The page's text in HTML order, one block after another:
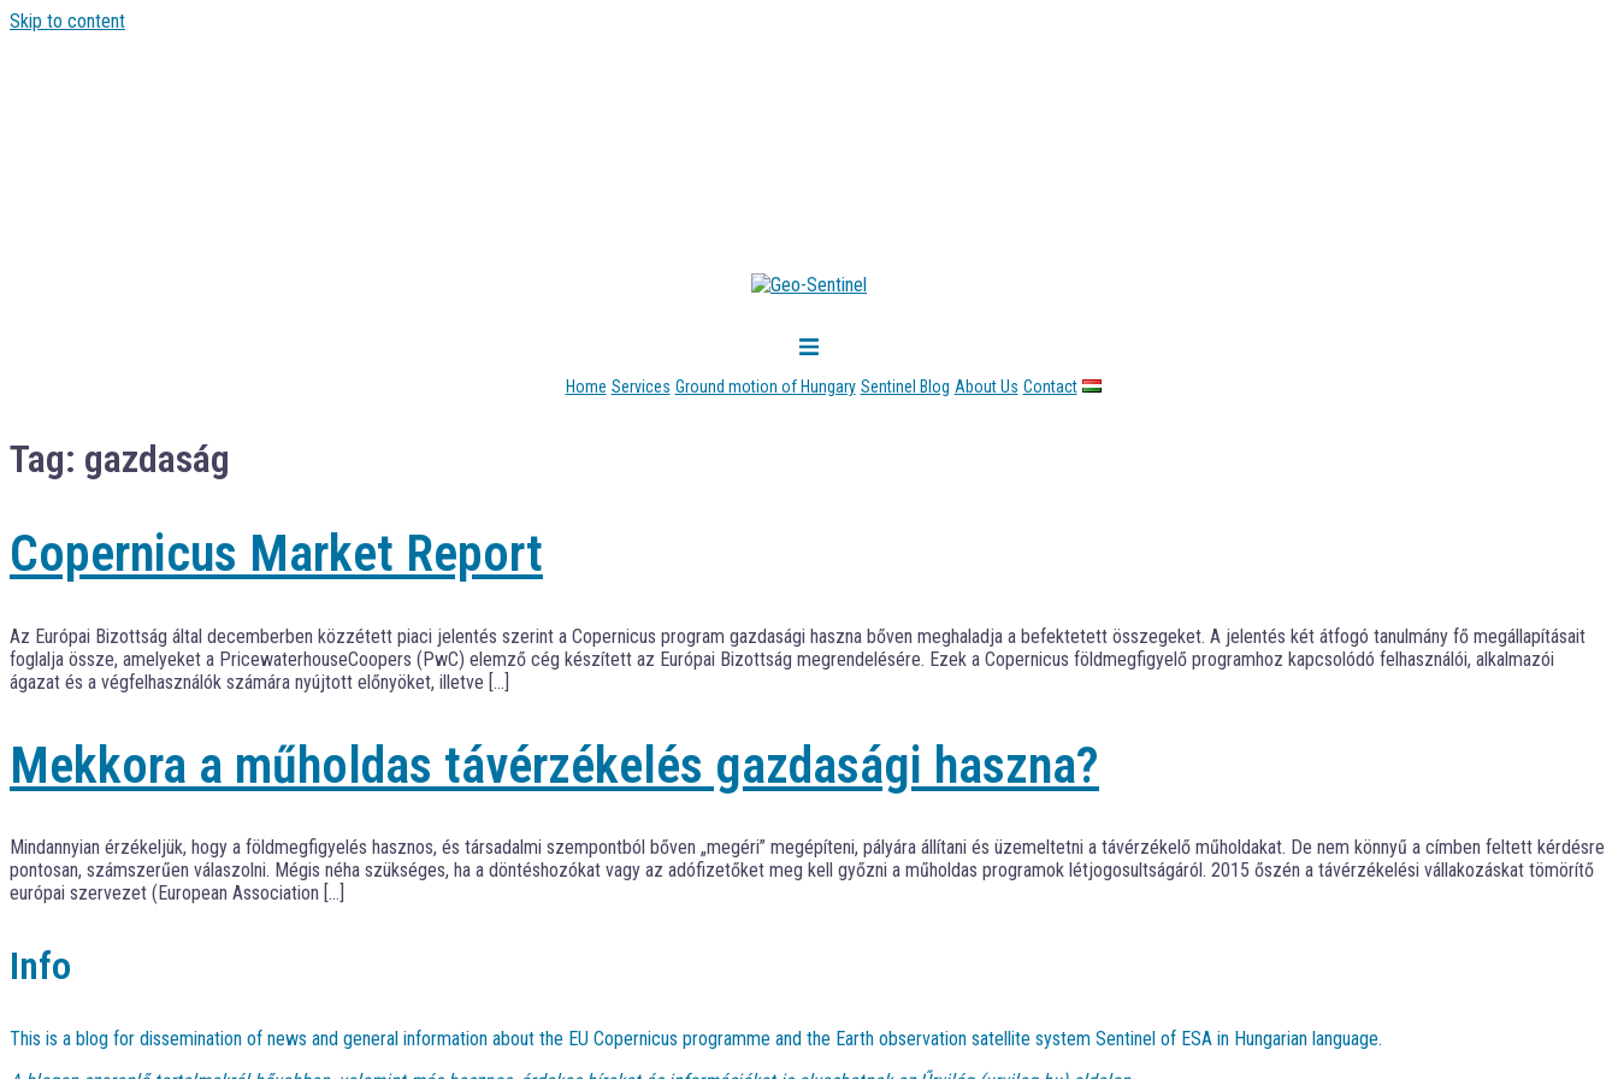
Skip to content
Home Services Ground motion of Hungary Sentinel Blog About Us Contact
Tag: gazdaság
Copernicus Market Report
Az Európai Bizottság által decemberben közzétett piaci jelentés szerint a Copernicus program gazdasági haszna bőven meghaladja a befektetett összegeket. A jelentés két átfogó tanulmány fő megállapításait
foglalja össze, amelyeket a PricewaterhouseCoopers (PwC) elemző cég készített az Európai Bizottság megrendelésére. Ezek a Copernicus földmegfigyelő programhoz kapcsolódó felhasználói, alkalmazói
ágazat és a végfelhasználók számára nyújtott előnyöket, illetve […]
Mekkora a műholdas távérzékelés gazdasági haszna?
Mindannyian érzékeljük, hogy a földmegfigyelés hasznos, és társadalmi szempontból bőven „megéri” megépíteni, pályára állítani és üzemeltetni a távérzékelő műholdakat. De nem könnyű a címben feltett kérdésre
pontosan, számszerűen válaszolni. Mégis néha szükséges, ha a döntéshozókat vagy az adófizetőket meg kell győzni a műholdas programok létjogosultságáról. 2015 őszén a távérzékelési vállakozáskat tömörítő
európai szervezet (European Association […]
Info
This is a blog for dissemination of news and general information about the EU Copernicus programme and the Earth observation satellite system Sentinel of ESA in Hungarian language.